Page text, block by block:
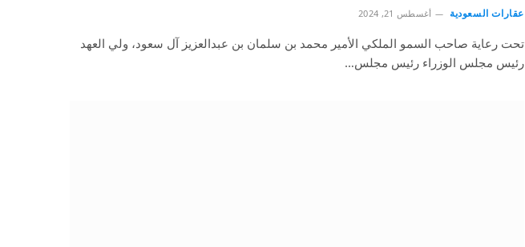
عقارات السعودية أغسطس 21, 2024
تحت رعاية صاحب السمو الملكي الأمير محمد بن سلمان بن عبدالعزيز آل سعود، ولي العهد
رئيس مجلس الوزراء رئيس مجلس…